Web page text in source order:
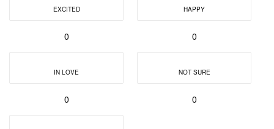
EXCITED
0
HAPPY
0
IN LOVE
0
NOT SURE
0